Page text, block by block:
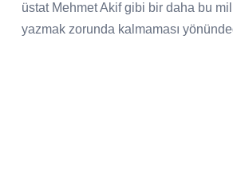
üstat Mehmet Akif gibi bir daha bu
yazmak zorunda kalmaması